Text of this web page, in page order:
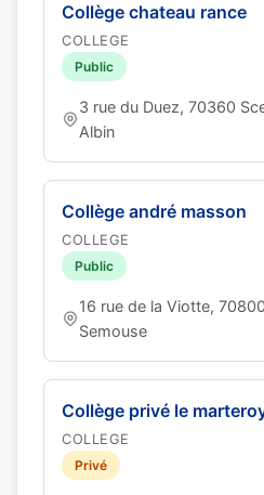
Collège chateau rance
COLLEGE
Public
3 rue du Duez, 70360
Albin
Collège andré masson
COLLEGE
Public
16 rue de la Viotte,
Semouse
Collège privé le
COLLEGE
Privé